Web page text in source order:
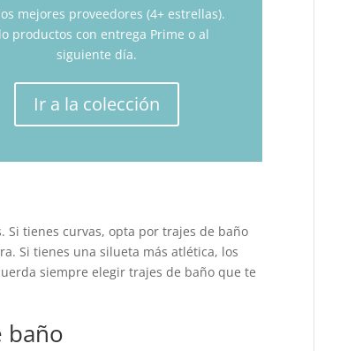
mejores proveedores (4+ estrellas).
productos con entrega Prime o al
siguiente día.
Ir a la colección
Si tienes curvas, opta por trajes de baño
Si tienes una silueta más atlética, los
siempre elegir trajes de baño que te
baño